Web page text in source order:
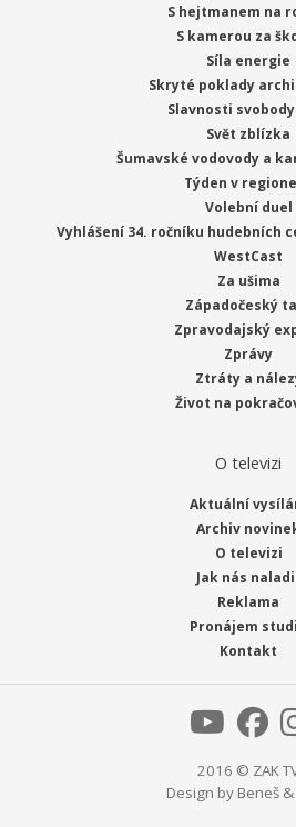
S hejtmanem na
S kamerou za
Síla energie
Skryté poklady
Slavnosti svobody
Svět zblízka
Šumavské vodovody a
Týden v
Volební duel
Vyhlášení 34. ročníku hudebních
WestCast
Za ušima
Západočeský
Zpravodajský
Zprávy
Ztráty a
Život na
O televizi
Aktuální
Archiv
O televizi
Jak nás
Reklama
Pronájem
Kontakt
2016 © ZAK
Design by Beneš